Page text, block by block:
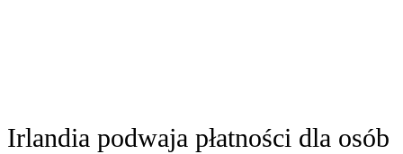
Irlandia podwaja płatności dla osób